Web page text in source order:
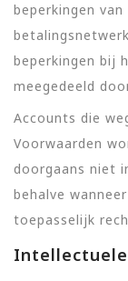
beperkingen
beperkingen bij
meegedeeld
Accounts die
Voorwaarden
doorgaans niet
behalve
toepasselijk